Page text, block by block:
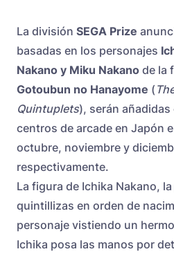
La división SEGA Prize
basadas en los personajes
Nakano y Miku Nakano de la
Gotoubun no Hanayome (
Quintuplets), serán
centros de arcade en Japón
octubre, noviembre y
respectivamente.
La figura de Ichika Nakano,
quintillizas en orden de
personaje vistiendo un
Ichika posa las manos por